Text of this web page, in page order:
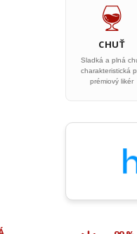
CHUŤ
Sladká a plná
charakteristická
prémiový likér